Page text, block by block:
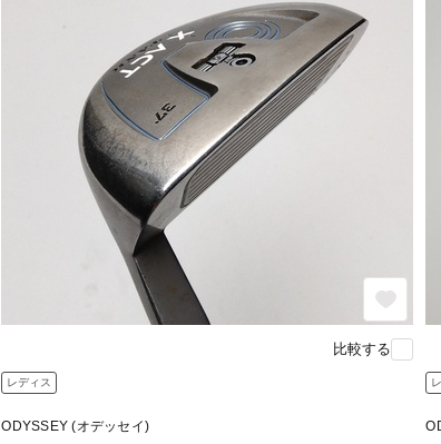
比較する
レディス
ODYSSEY (オデッセイ)